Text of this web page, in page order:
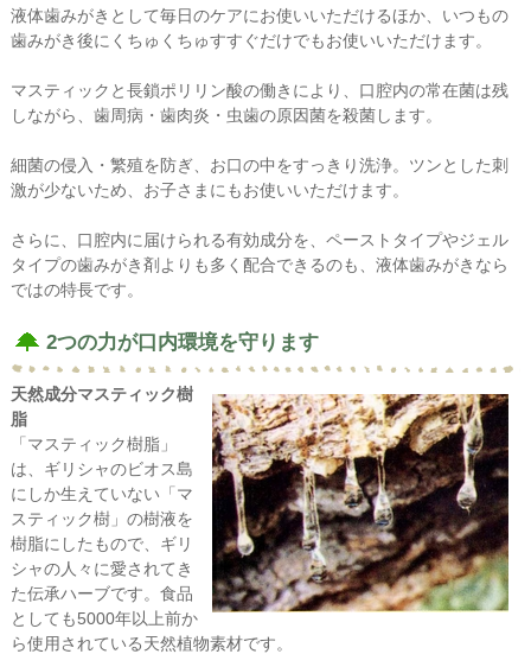
液体歯みがきとして毎日のケアにお使いいただけるほか、いつもの
歯みがき後にくちゅくちゅすすぐだけでもお使いいただけます。
マスティックと長鎖ポリリン酸の働きにより、口腔内の常在菌は残
しながら、歯周病・歯肉炎・虫歯の原因菌を殺菌します。
細菌の侵入・繁殖を防ぎ、お口の中をすっきり洗浄。ツンとした刺
激が少ないため、お子さまにもお使いいただけます。
さらに、口腔内に届けられる有効成分を、ペーストタイプやジェル
タイプの歯みがき剤よりも多く配合できるのも、液体歯みがきなら
ではの特長です。
2つの力が口内環境を守ります
天然成分マスティック樹
脂
「マスティック樹脂」
は、ギリシャのビオス島
にしか生えていない「マ
スティック樹」の樹液を
樹脂にしたもので、ギリ
シャの人々に愛されてき
た伝承ハーブです。食品
としても5000年以上前か
ら使用されている天然植物素材です。